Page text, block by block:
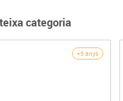
categoria
+5 anys